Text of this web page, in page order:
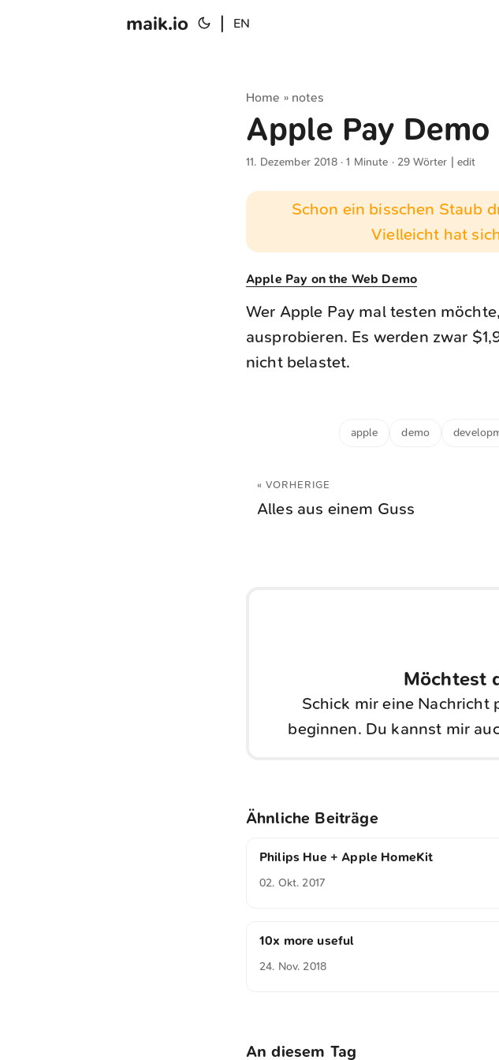
maik.io EN
Home » notes
Apple Pay Demo
11. Dezember 2018· 1 Minute · 29 Wörter | edit
Schon ein bisschen Staub
Vielleicht hat
Apple Pay on the Web Demo
Wer Apple Pay mal testen
ausprobieren. Es werden zwar
nicht belastet.
apple demo
« VORHERIGE
Alles aus einem Guss
Möchtest
Schick mir eine Nachricht
beginnen. Du kannst mir
Ähnliche Beiträge
Philips Hue + Apple HomeKit
02. Okt. 2017
10x more useful
24. Nov. 2018
An diesem Tag